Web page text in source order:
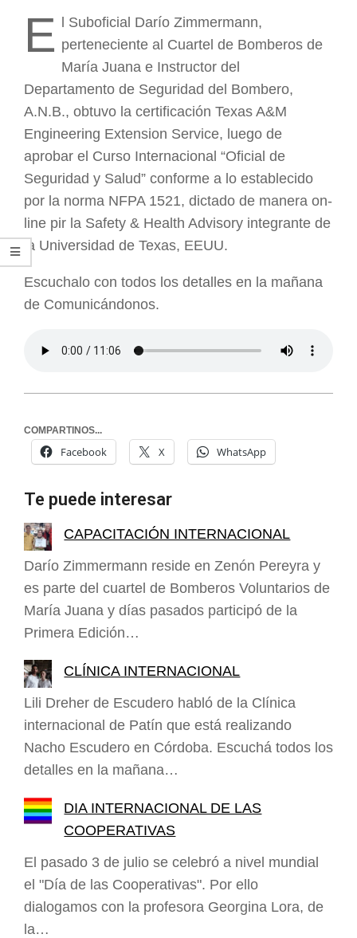
E l Suboficial Darío Zimmermann,
perteneciente al Cuartel de Bomberos de
María Juana e Instructor del
Departamento de Seguridad del Bombero,
A.N.B., obtuvo la certificación Texas A&M
Engineering Extension Service, luego de
aprobar el Curso Internacional “Oficial de
Seguridad y Salud” conforme a lo establecido
por la norma NFPA 1521, dictado de manera on-
line pir la Safety & Health Advisory integrante de
la Universidad de Texas, EEUU.
Escuchalo con todos los detalles en la mañana
de Comunicándonos.
COMPARTINOS...
Facebook X WhatsApp
Te puede interesar
CAPACITACIÓN INTERNACIONAL
Darío Zimmermann reside en Zenón Pereyra y
es parte del cuartel de Bomberos Voluntarios de
María Juana y días pasados participó de la
Primera Edición…
CLÍNICA INTERNACIONAL
Lili Dreher de Escudero habló de la Clínica
internacional de Patín que está realizando
Nacho Escudero en Córdoba. Escuchá todos los
detalles en la mañana…
DIA INTERNACIONAL DE LAS
COOPERATIVAS
El pasado 3 de julio se celebró a nivel mundial
el "Día de las Cooperativas". Por ello
dialogamos con la profesora Georgina Lora, de
la…